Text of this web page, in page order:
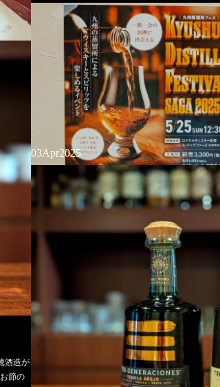
な和
イベント情報
KDFSのポスターが出来上がりました！前売りチ
イベント後には出展者&一般のお客さんも交えた
されます。アフターパーティ付き前売り券は更に
酒造が
節の
03Apr2025